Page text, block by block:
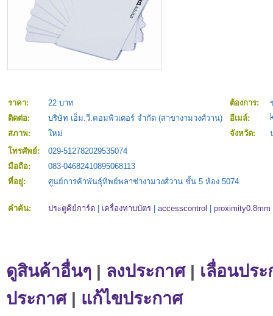
ราคา: 22 บาท ต้องการ:
ติดต่อ:
บริษัท เอ็ม.วี.คอมพิวเตอร์ จำกัด (สาขางามวงศ์วาน)
อีเมล์:
สภาพ:
ใหม่ จังหวัด:
โทรศัพย์:
029-512782029535074
มือถือ:
083-04682410895068113
ที่อยู่:
ศูนย์การค้าพันธุ์ทิพย์พลาซ่างามวงศ์วาน ชั้น 5 ห้อง 5074
คำค้น: ประตูคีย์การ์ด เครื่องทาบบัตร accesscontrol proximity0.8mm
ดูสินค้าอื่นๆ | ลงประกาศ| เลื่อนปร
ประกาศ| แก้ไขประกาศ